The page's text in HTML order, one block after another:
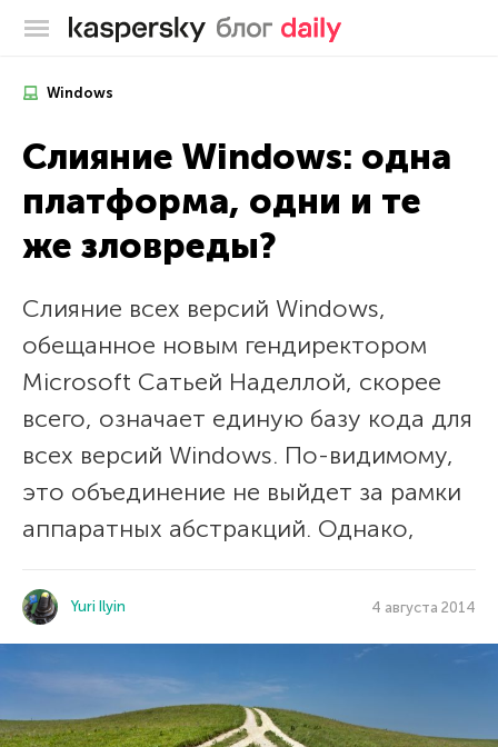
Блог Касперского
Windows
Слияние Windows: одна
платформа, одни и те
же зловреды?
Слияние всех версий Windows,
обещанное новым гендиректором
Microsoft Сатьей Наделлой, скорее
всего, означает единую базу кода для
всех версий Windows. По-видимому,
это объединение не выйдет за рамки
аппаратных абстракций. Однако,
Yuri Ilyin 4 августа 2014